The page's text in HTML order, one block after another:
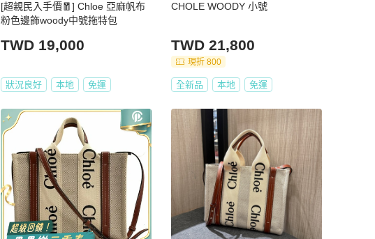
[超親民入手價🧧] Chloe 亞麻帆布
粉色邊飾woody中號拖特包
TWD 19,000
狀況良好 本地 免運
CHOLE WOODY 小號
TWD 21,800
現折 800
全新品 本地 免運